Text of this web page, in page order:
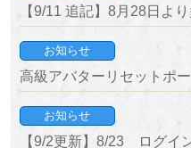
お知らせ
高級アバターリセットポ
お知らせ
【9/2更新】8/23 ログイ